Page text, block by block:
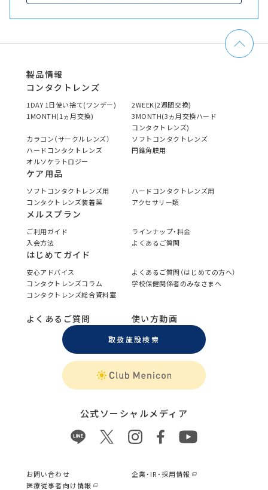
製品情報
コンタクトレンズ
1DAY 1日使い捨て(ワンデー)
2WEEK(2週間交換)
1MONTH(1ヵ月交換)
3MONTH(3ヵ月交換ハード
コンタクトレンズ)
カラコン（サークルレンズ）
ソフトコンタクトレンズ
ハードコンタクトレンズ
円錐角膜用
オルソケラトロジー
ケア用品
ソフトコンタクトレンズ用
ハードコンタクトレンズ用
コンタクトレンズ装着薬
アクセサリー類
メルスプラン
ご利用ガイド
ラインナップ・料金
入会方法
よくあるご質問
はじめてガイド
安心アドバイス
よくあるご質問（はじめての方へ）
コンタクトレンズコラム
学校保健関係者のみなさまへ
コンタクトレンズ総合資料室
よくあるご質問 使い方動画
取扱施設検索
公式ソーシャルメディア
お問い合わせ
企業・IR・採用情報
医療従事者向け情報